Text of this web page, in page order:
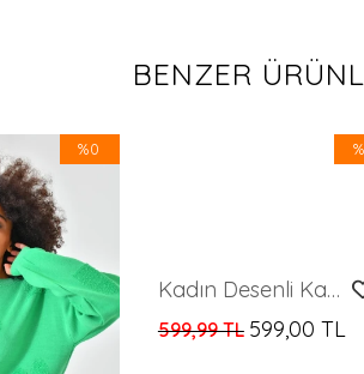
BENZER
%0
Kadın Desenli Kazak 10514
599,99 TL 599,00 TL